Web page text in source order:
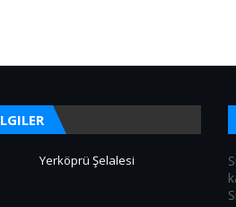
Yerköprü Şelalesi